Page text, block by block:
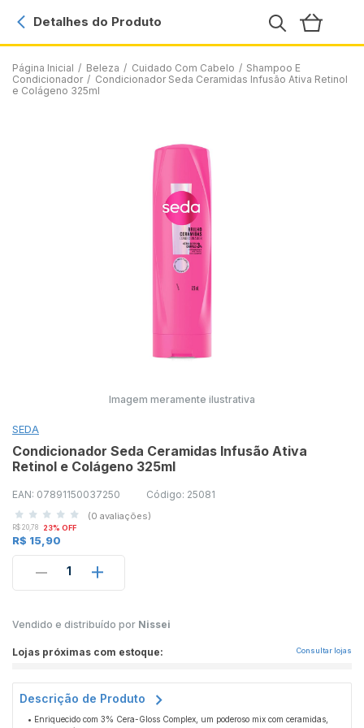
Página Inicial / Beleza / Cuidado Com Cabelo / Shampoo E
Condicionador / Condicionador Seda Ceramidas Infusão Ativa Retinol
e Colágeno 325ml
Detalhes do Produto
Imagem meramente ilustrativa
SEDA
Condicionador Seda Ceramidas Infusão Ativa
Retinol e Colágeno 325ml
EAN: 07891150037250 Código: 25081
(0 avaliações)
R$ 20,78 23% OFF
R$ 15,90
1
Vendido e distribuído por Nissei
Lojas próximas com estoque: Consultar lojas
Descrição de Produto
• Enriquecido com 3% Cera-Gloss Complex, um poderoso mix com ceramidas,